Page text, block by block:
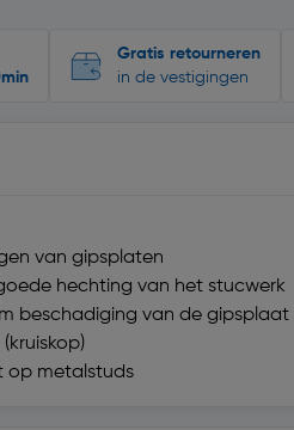
Gratis retourneren
in de vestigingen
van gipsplaten
hechting van het stucwerk
beschadiging van de gipsplaat
op metalstuds